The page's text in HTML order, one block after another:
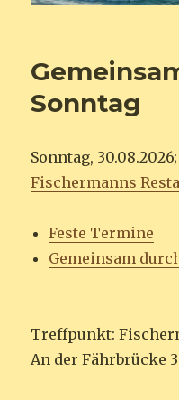
Sonntag
Sonntag,
Fischermanns
Feste Termine
Gemeinsam
Treffpunkt:
An der Fährbrücke 3